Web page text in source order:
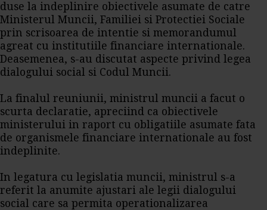
duse la indeplinire obiectivele asumate de catre
Ministerul Muncii, Familiei si Protectiei Sociale
prin scrisoarea de intentie si memorandumul
agreat cu institutiile financiare internationale.
Deasemenea, s-au discutat aspecte privind legea
dialogului social si Codul Muncii.
La finalul reuniunii, ministrul muncii a facut o
scurta declaratie, apreciind ca obiectivele
ministerului in raport cu obligatiile asumate fata
de organismele financiare internationale au fost
indeplinite.
In legatura cu legislatia muncii, ministrul s-a
referit la anumite ajustari ale legii dialogului
social care sa permita operationalizarea